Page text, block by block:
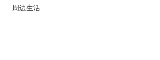
周边生活